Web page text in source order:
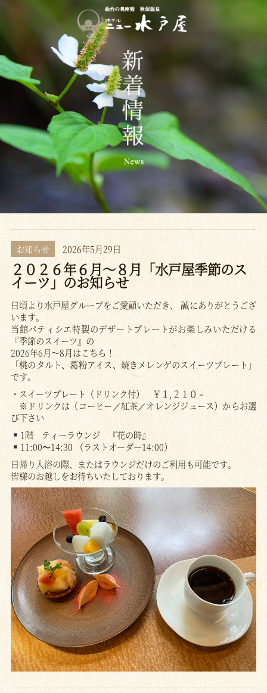
お知らせ 2026年5月29日
２０２６年６月～８月「水戸屋季節のス
イーツ」のお知らせ
日頃より水戸屋グループをご愛顧いただき、 誠にありがとうござ
います。
当館パティシエ特製のデザートプレートがお楽しみいただける
『季節のスイーツ』の
2026年6月～8月はこちら！
「桃のタルト、葛粉アイス、焼きメレンゲのスイーツプレート」
です。
・スイーツプレート（ドリンク付） ￥１,２１０－
※ドリンクは（コーヒー／紅茶／オレンジジュース）からお選
び下さい
1階 ティーラウンジ 『花の時』
11:00〜14:30 （ラストオーダー14:00）
日帰り入浴の際、またはラウンジだけのご利用も可能です。
皆様のお越しをお待ちいたしております。